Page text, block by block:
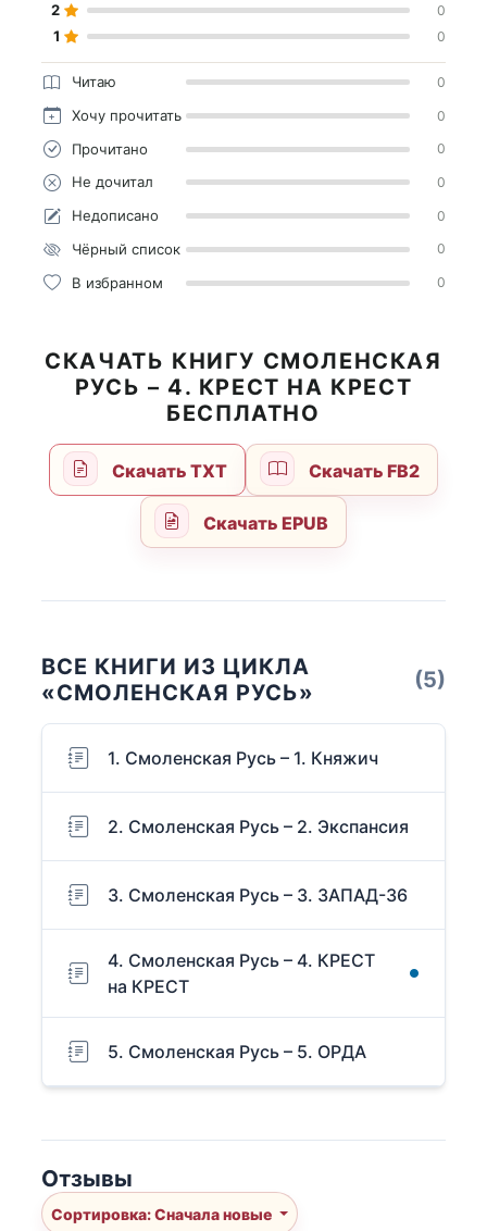
2 0
1 0
Читаю 0
Хочу прочитать 0
Прочитано 0
Не дочитал 0
Недописано 0
Чёрный список 0
В избранном 0
СКАЧАТЬ КНИГУ СМОЛЕНСКАЯ
РУСЬ – 4. КРЕСТ НА КРЕСТ
БЕСПЛАТНО
Скачать TXT Скачать FB2
Скачать EPUB
ВСЕ КНИГИ ИЗ ЦИКЛА
«СМОЛЕНСКАЯ РУСЬ»
(5)
1. Смоленская Русь – 1. Княжич
2. Смоленская Русь – 2. Экспансия
3. Смоленская Русь – 3. ЗАПАД-36
4. Смоленская Русь – 4. КРЕСТ
на КРЕСТ
5. Смоленская Русь – 5. ОРДА
Отзывы
Сортировка: Сначала новые